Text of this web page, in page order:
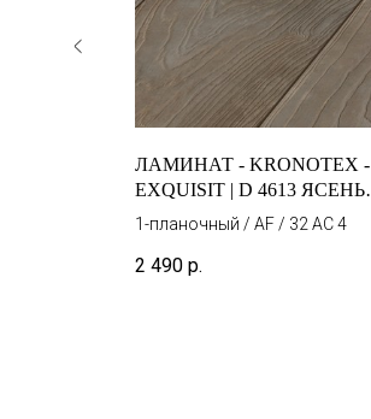
ЛАМИНАТ - KRONOTEX -
EXQUISIT | D 4613 ЯСЕНЬ
МЕДНЫЙ
1-планочный / AF / 32 AC 4
2 490 р.